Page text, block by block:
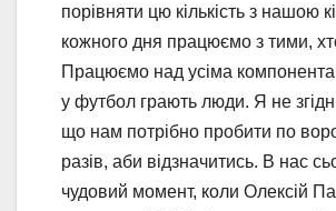
порівняти цю кількість з нашою
кожного дня працюємо з тими,
Працюємо над усіма
у футбол грають люди. Я не
що нам потрібно пробити по
разів, аби відзначитись. В нас
чудовий момент, коли Олексій